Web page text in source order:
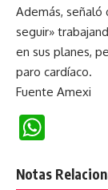
Además, señaló
seguir»
en sus planes,
paro cardíaco.
Fuente Amexi
Notas